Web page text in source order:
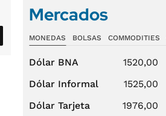
Mercados
MONEDAS BOLSAS COMMODITIES
Dólar BNA 1520,00
Dólar Informal
1525,00
Dólar Tarjeta
1976,00